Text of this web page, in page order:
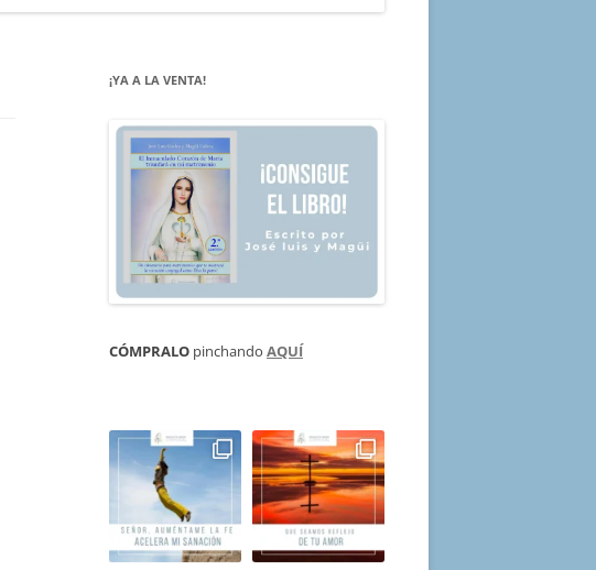
¡YA A LA VENTA!
CÓMPRALO pinchando AQUÍ